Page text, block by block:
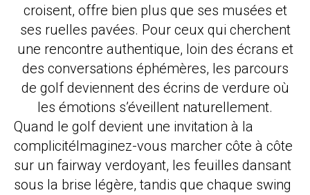
croisent, offre bien plus que ses musées et
ses ruelles pavées. Pour ceux qui cherchent
une rencontre authentique, loin des écrans et
des conversations éphémères, les parcours
de golf deviennent des écrins de verdure où
les émotions s’éveillent naturellement.
Quand le golf devient une invitation à la
complicitéImaginez-vous marcher côte à côte
sur un fairway verdoyant, les feuilles dansant
sous la brise légère, tandis que chaque swing